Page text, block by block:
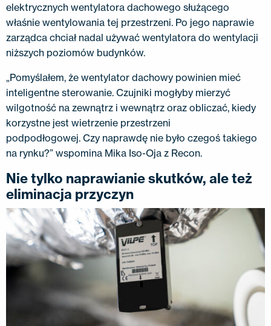
elektrycznych wentylatora dachowego służącego
właśnie wentylowania tej przestrzeni. Po jego naprawie
zarządca chciał nadal używać wentylatora do wentylacji
niższych poziomów budynków.
„Pomyślałem, że wentylator dachowy powinien mieć
inteligentne sterowanie. Czujniki mogłyby mierzyć
wilgotność na zewnątrz i wewnątrz oraz obliczać, kiedy
korzystne jest wietrzenie przestrzeni
podpodłogowej. Czy naprawdę nie było czegoś takiego
na rynku?” wspomina Mika Iso-Oja z Recon.
Nie tylko naprawianie skutków, ale też
eliminacja przyczyn